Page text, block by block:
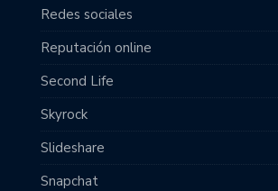
Redes sociales
Reputación online
Second Life
Skyrock
Slideshare
Snapchat